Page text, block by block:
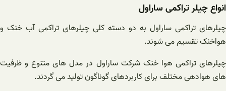
انواع چیلر تراکمی ساراول
چیلرهای تراکمی ساراول به دو دسته کلی چیلرهای تراکمی آب خنک و
هواخنک تقسیم می شوند.
چیلرهای تراکمی هوا خنک شرکت ساراول در مدل های متنوع و ظرفیت
های هوادهی مختلف برای کاربردهای گوناگون تولید می گردند.